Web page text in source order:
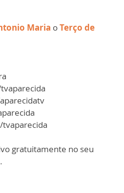
Maria oTerço de
gratuitamente no seu